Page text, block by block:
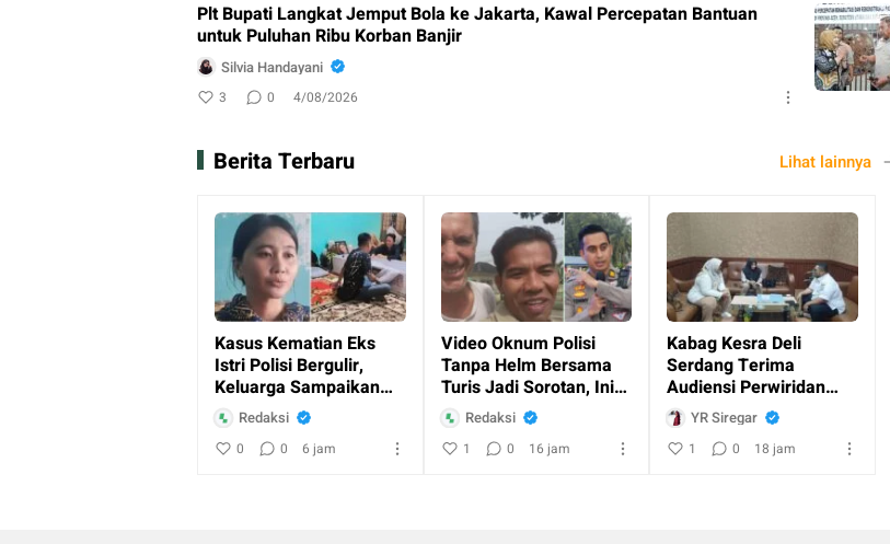
Plt Bupati Langkat Jemput Bola ke Jakarta, Kawal Percepatan Bantuan
untuk Puluhan Ribu Korban Banjir
Silvia Handayani
3 0 4/08/2026
Berita Terbaru Lihat lainnya
Kasus Kematian Eks
Istri Polisi Bergulir,
Keluarga Sampaikan
Sejumlah Kejanggalan
kepada Publik
Redaksi
0 0 6 jam
Video Oknum Polisi
Tanpa Helm Bersama
Turis Jadi Sorotan, Ini
Respons Kasat Lantas
Langkat
Redaksi
1 0 16 jam
Kabag Kesra Deli
Serdang Terima
Audiensi Perwiridan
Muslimah Cendana
Mandiri Sumut, Perkuat
Sinergi untuk
YR Siregar
1 0 18 jam